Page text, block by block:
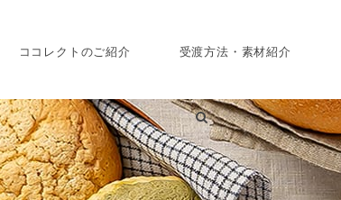
ココレクトのご紹介 受渡方法・素材紹介